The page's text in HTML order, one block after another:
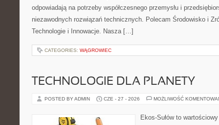
odpowiadają na potrzeby współczesnego przemysłu i
niezawodnych rozwiązań technicznych. Polecam Środowisko i
Technologie i Innowacje. Nasza […]
CATEGORIES: WĄGROWIEC
TECHNOLOGIE DLA PLANETY
POSTED BY ADMIN CZE - 27 - 2026 MOŻLIWOŚĆ
Ekos-Sułów to